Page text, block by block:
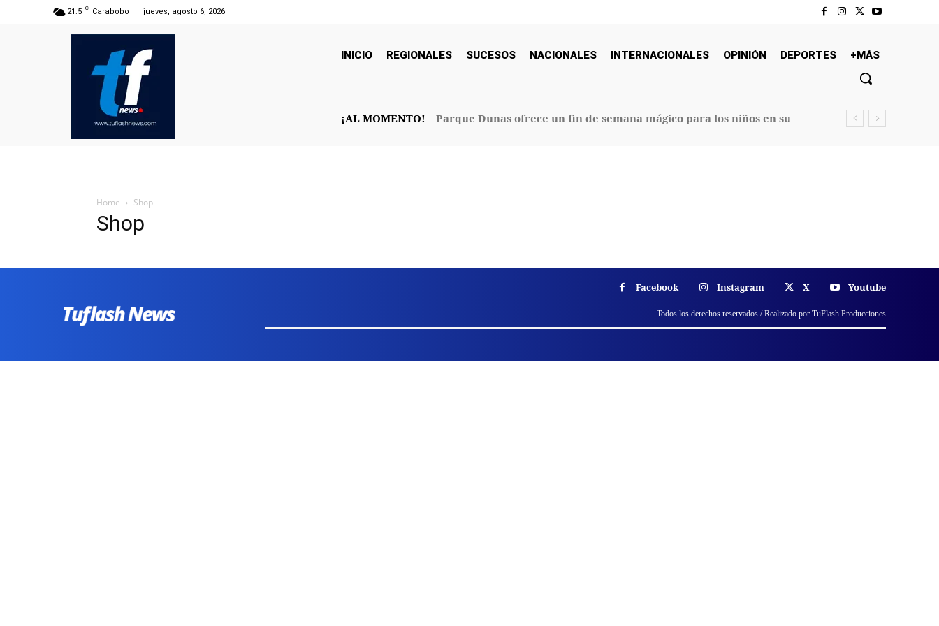
21.5 C Carabobo jueves, agosto 6, 2026
INICIO REGIONALES SUCESOS NACIONALES INTERNACIONALES OPINIÓN DEPORTES +MÁS
¡AL MOMENTO!
Parque Dunas ofrece un fin de semana mágico para los niños en su
Home Shop
Shop
Facebook Instagram X Youtube
Todos los derechos reservados / Realizado por TuFlash Producciones